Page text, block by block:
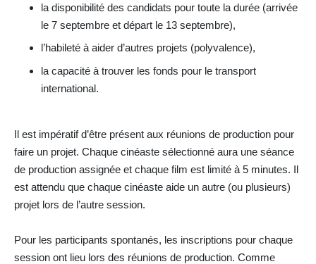
la disponibilité des candidats pour toute la durée (arrivée
le 7 septembre et départ le 13 septembre),
l’habileté à aider d’autres projets (polyvalence),
la capacité à trouver les fonds pour le transport
international.
Il est impératif d’être présent aux réunions de production pour
faire un projet. Chaque cinéaste sélectionné aura une séance
de production assignée et chaque film est limité à 5 minutes. Il
est attendu que chaque cinéaste aide un autre (ou plusieurs)
projet lors de l’autre session.
Pour les participants spontanés, les inscriptions pour chaque
session ont lieu lors des réunions de production. Comme